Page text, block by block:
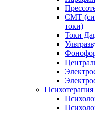
СМТ
токи)
Токи